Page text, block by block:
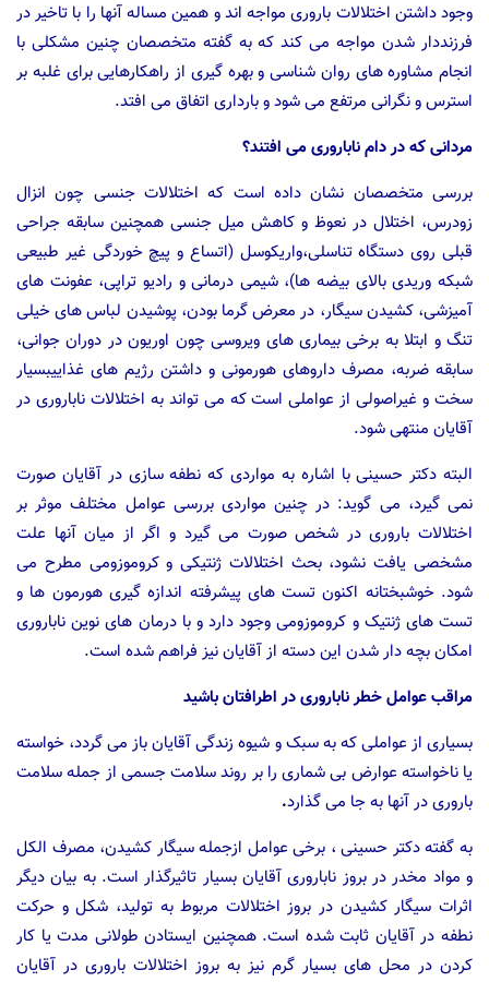
وجود داشتن اختلالات باروری مواجه اند و همین مساله آنها را با تاخیر در
فرزنددار شدن مواجه می کند که به گفته متخصصان چنین مشکلی با
انجام مشاوره های روان شناسی و بهره گیری از راهکارهایی برای غلبه بر
استرس و نگرانی مرتفع می شود و بارداری اتفاق می افتد.
مردانی که در دام ناباروری می افتند؟
بررسی متخصصان نشان داده است که اختلالات جنسی چون انزال
زودرس، اختلال در نعوظ و کاهش میل جنسی همچنین سابقه جراحی
قبلی روی دستگاه تناسلی،واریکوسل (اتساع و پیچ خوردگی غیر طبیعی
شبکه وریدی بالای بیضه ها)، شیمی درمانی و رادیو تراپی، عفونت های
آمیزشی، کشیدن سیگار، در معرض گرما بودن، پوشیدن لباس های خیلی
تنگ و ابتلا به برخی بیماری های ویروسی چون اوریون در دوران جوانی،
سابقه ضربه، مصرف داروهای هورمونی و داشتن رژیم های غذاییبسیار
سخت و غیراصولی از عواملی است که می تواند به اختلالات ناباروری در
آقایان منتهی شود.
البته دکتر حسینی با اشاره به مواردی که نطفه سازی در آقایان صورت
نمی گیرد، می گوید: در چنین مواردی بررسی عوامل مختلف موثر بر
اختلالات باروری در شخص صورت می گیرد و اگر از میان آنها علت
مشخصی یافت نشود، بحث اختلالات ژنتیکی و کروموزومی مطرح می
شود. خوشبختانه اکنون تست های پیشرفته اندازه گیری هورمون ها و
تست های ژنتیک و کروموزومی وجود دارد و با درمان های نوین ناباروری
امکان بچه دار شدن این دسته از آقایان نیز فراهم شده است.
مراقب عوامل خطر ناباروری در اطرافتان باشید
بسیاری از عواملی که به سبک و شیوه زندگی آقایان باز می گردد، خواسته
یا ناخواسته عوارض بی شماری را بر روند سلامت جسمی از جمله سلامت
باروری در آنها به جا می گذارد.
به گفته دکتر حسینی ، برخی عوامل ازجمله سیگار کشیدن، مصرف الکل
و مواد مخدر در بروز ناباروری آقایان بسیار تاثیرگذار است. به بیان دیگر
اثرات سیگار کشیدن در بروز اختلالات مربوط به تولید، شکل و حرکت
نطفه در آقایان ثابت شده است. همچنین ایستادن طولانی مدت یا کار
کردن در محل های بسیار گرم نیز به بروز اختلالات باروری در آقایان